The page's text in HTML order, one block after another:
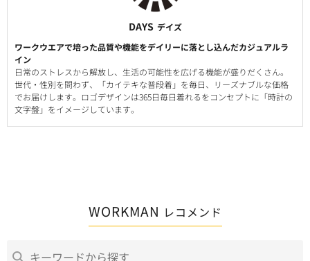
DAYS デイズ
ワークウエアで培った品質や機能をデイリーに落とし込んだカジュアルラ
イン
日常のストレスから解放し、生活の可能性を広げる機能が盛りだくさん。
世代・性別を問わず、「カイテキな普段着」を毎日、リーズナブルな価格
でお届けします。ロゴデザインは365日毎日着れるをコンセプトに「時計の
文字盤」をイメージしています。
WORKMAN レコメンド